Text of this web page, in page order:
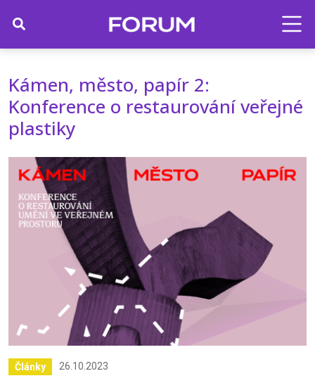
Kámen, město, papír 2:
Konference o restaurování veřejné
plastiky
Články 26.10.2023